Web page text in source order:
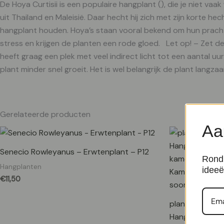
De Hoya Curtisii is een populaire hangplant (), die je niet
uit Thailand en Maleisië. Daar hecht hij zich met zijn korte
hangplant houden. Hoya’s staan vooral bekend om hun
stress en krijgen de planten een rode gloed. Let op! – Zet
heeft graag een plek met veel indirect licht tot een aantal
plant minder snel groeit. Het is wel belangrijk de plant
Gerelateerde producten
Senecio Rowleyanus – Erwtenplant – P12
Hangplanten
€11,50
plantje.nl